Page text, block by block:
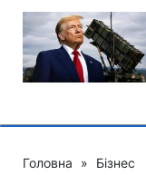
Головна » Бізнес